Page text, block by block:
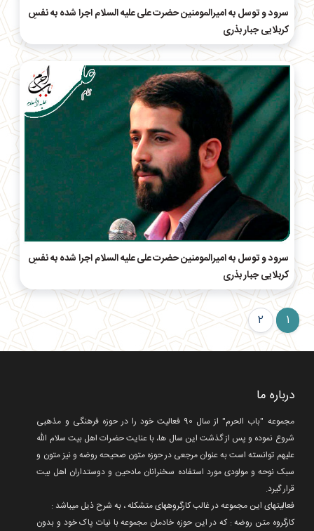
سرود و توسل به امیرالمومنین حضرت علی علیه السلام اجرا شده به نفسِ
کربلایی جبار بذری
سرود و توسل به امیرالمومنین حضرت علی علیه السلام اجرا شده به نفسِ
کربلایی جبار بذری
1
2
درباره ما
مجموعه "باب الحرم" از سال 90 فعالیت خود را در حوزه فرهنگی و مذهبی
شروع نموده و پس از گذشت این سال ها، با عنایت حضرات اهل بیت سلام الله
علیهم توانسته است به عنوان مرجعی در حوزه متون صحیحه روضه و نیز متون و
سبک نوحه و مولودی مورد استفاده سخنرانان مادحین و دوستداران اهل بیت
قرار گیرد.
فعالیتهای این مجموعه در غالب کارگروههای متشکله ، به شرح ذیل میباشد :
کارگروه متن روضه : که در این حوزه خادمان مجموعه با نیات پاک خود و بدون